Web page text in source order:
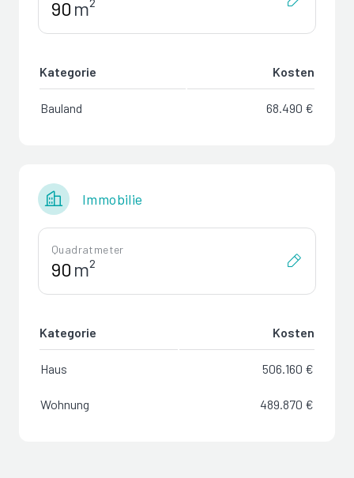
m²
Kategorie Kosten
Bauland 68.490 €
Immobilie
Quadratmeter
m²
Kategorie Kosten
Haus 506.160 €
Wohnung 489.870 €